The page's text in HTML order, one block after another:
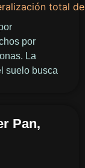
por
La
suelo busca
Pan,